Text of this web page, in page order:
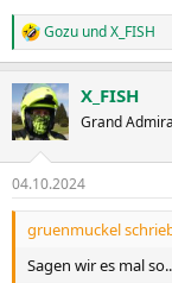
R
e
k
t
i
e
n
Gozu undX_FISH
X_FISH
Grand
04.10.2024
gruenmuckel
Sagen wir es mal